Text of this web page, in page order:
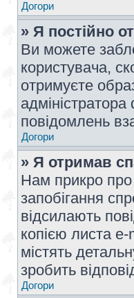
Догори
» Я постійно
Ви можете
користувача,
отримуєте
повідомлень
Догори
» Я отримав
Нам прикро
запобігання
відсилають
копією листа
містять
зробить
Догори